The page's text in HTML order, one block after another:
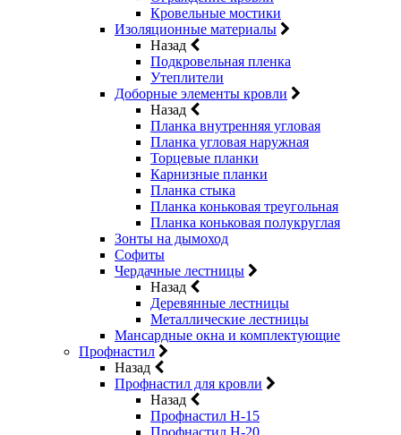
Кровельные мостики
Изоляционные материалы
Назад
Подкровельная пленка
Утеплители
Доборные элементы кровли
Назад
Планка внутренняя угловая
Планка угловая наружная
Торцевые планки
Карнизные планки
Планка стыка
Планка коньковая треугольная
Планка коньковая полукруглая
Зонты на дымоход
Софиты
Чердачные лестницы
Назад
Деревянные лестницы
Металлические лестницы
Мансардные окна и комплектующие
Профнастил
Назад
Профнастил для кровли
Назад
Профнастил Н-15
Профнастил Н-20